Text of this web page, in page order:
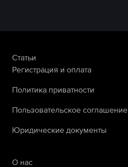
Статьи
Регистрация и оплата
Политика приватности
Пользовательское соглашение
Юридические документы
О нас